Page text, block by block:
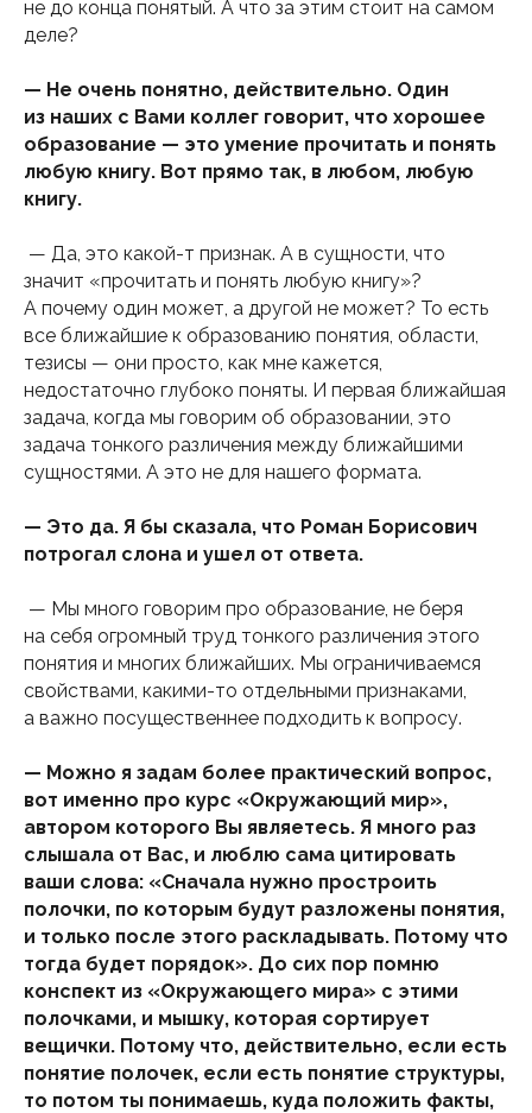
не до конца понятый. А что за этим стоит на самом
деле?
— Не очень понятно, действительно. Один
из наших с Вами коллег говорит, что хорошее
образование — это умение прочитать и понять
любую книгу. Вот прямо так, в любом, любую
книгу.
— Да, это какой-т признак. А в сущности, что
значит «прочитать и понять любую книгу»?
А почему один может, а другой не может? То есть
все ближайшие к образованию понятия, области,
тезисы — они просто, как мне кажется,
недостаточно глубоко поняты. И первая ближайшая
задача, когда мы говорим об образовании, это
задача тонкого различения между ближайшими
сущностями. А это не для нашего формата.
— Это да. Я бы сказала, что Роман Борисович
потрогал слона и ушел от ответа.
— Мы много говорим про образование, не беря
на себя огромный труд тонкого различения этого
понятия и многих ближайших. Мы ограничиваемся
свойствами, какими-то отдельными признаками,
а важно посущественнее подходить к вопросу.
— Можно я задам более практический вопрос,
вот именно про курс «Окружающий мир»,
автором которого Вы являетесь. Я много раз
слышала от Вас, и люблю сама цитировать
ваши слова: «Сначала нужно простроить
полочки, по которым будут разложены понятия,
и только после этого раскладывать. Потому что
тогда будет порядок». До сих пор помню
конспект из «Окружающего мира» с этими
полочками, и мышку, которая сортирует
вещички. Потому что, действительно, если есть
понятие полочек, если есть понятие структуры,
то потом ты понимаешь, куда положить факты,